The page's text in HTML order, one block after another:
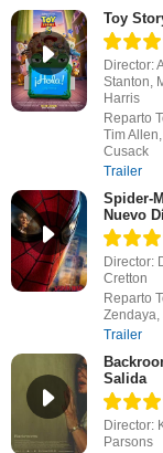
Toy
Director:
Stanton,
Harris
Reparto
Tim
Cusack
Trailer
Spider-
Nuevo
Director:
Cretton
Reparto
Trailer
Salida
Director:
Parsons